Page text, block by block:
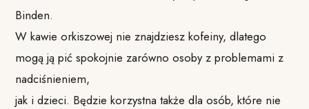
Binden.
W kawie orkiszowej nie znajdziesz kofeiny, dlatego
mogą ją pić spokojnie zarówno osoby z problemami z
nadciśnieniem,
jak i dzieci. Będzie korzystna także dla osób, które nie